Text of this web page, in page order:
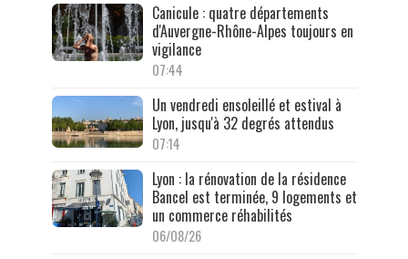
Canicule : quatre départements
d'Auvergne-Rhône-Alpes toujours en
vigilance
07:44
Un vendredi ensoleillé et estival à
Lyon, jusqu'à 32 degrés attendus
07:14
Lyon : la rénovation de la résidence
Bancel est terminée, 9 logements et
un commerce réhabilités
06/08/26